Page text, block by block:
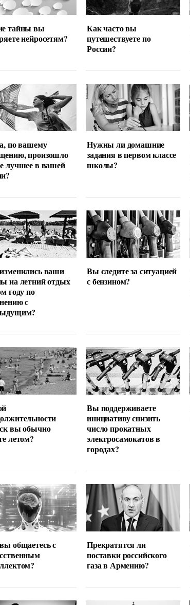
тайны вы
нейросетям?
Как часто вы
путешествуете по
России?
по вашему
произошло
лучшее в вашей
Нужны ли домашние
задания в первом классе
школы?
ваши
на летний отдых
году по
с
Вы следите за ситуацией
с бензином?
вы обычно
летом?
Вы поддерживаете
инициативу снизить
число прокатных
электросамокатов в
городах?
общаетесь с
Прекратятся ли
поставки российского
газа в Армению?